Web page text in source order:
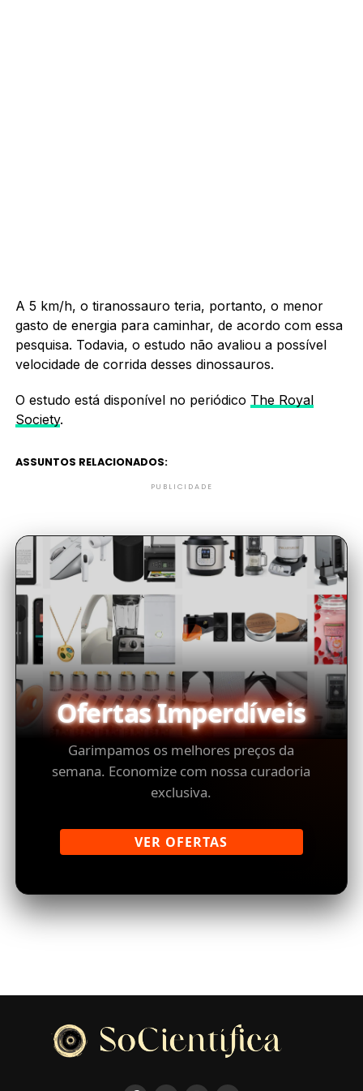
A 5 km/h, o tiranossauro teria, portanto, o menor
gasto de energia para caminhar, de acordo com essa
pesquisa. Todavia, o estudo não avaliou a possível
velocidade de corrida desses dinossauros.
O estudo está disponível no periódico The Royal
Society.
ASSUNTOS RELACIONADOS:
PUBLICIDADE
Ofertas Imperdíveis
Garimpamos os melhores preços da
semana. Economize com nossa curadoria
exclusiva.
VER OFERTAS